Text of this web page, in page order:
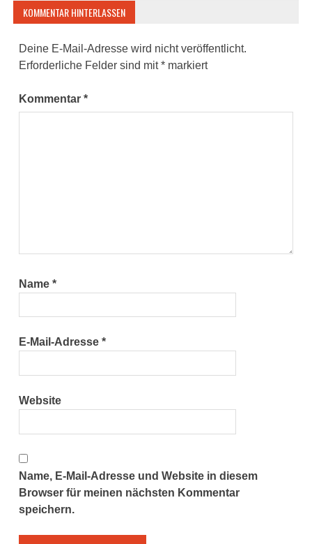
KOMMENTAR HINTERLASSEN
Deine E-Mail-Adresse wird nicht veröffentlicht.
Erforderliche Felder sind mit* markiert
Kommentar*
Name*
E-Mail-Adresse*
Website
Name, E-Mail-Adresse und Website in diesem
Browser für meinen nächsten Kommentar
speichern.